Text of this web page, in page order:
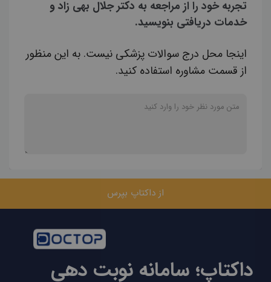
تجربه خود را از مراجعه به دکتر جلال بهی زاد و
خدمات دریافتی بنویسید.
اینجا محل درج سوالات پزشکی نیست. به این منظور
از قسمت مشاوره استفاده کنید.
از داکتاپ بپرس
داکتاپ؛ سامانه نوبت دهی